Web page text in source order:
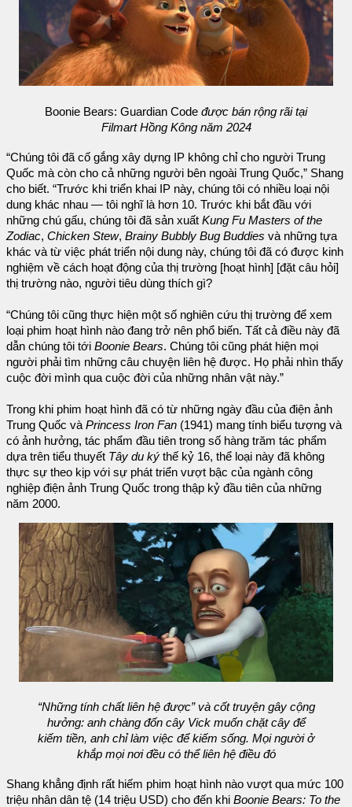
Boonie Bears: Guardian Code được bán rộng rãi tại
Filmart Hồng Kông năm 2024
“Chúng tôi đã cố gắng xây dựng IP không chỉ cho người Trung
Quốc mà còn cho cả những người bên ngoài Trung Quốc,” Shang
cho biết. “Trước khi triển khai IP này, chúng tôi có nhiều loại nội
dung khác nhau — tôi nghĩ là hơn 10. Trước khi bắt đầu với
những chú gấu, chúng tôi đã sản xuất Kung Fu Masters of the
Zodiac, Chicken Stew, Brainy Bubbly Bug Buddies và những tựa
khác và từ việc phát triển nội dung này, chúng tôi đã có được kinh
nghiệm về cách hoạt động của thị trường [hoạt hình] [đặt câu hỏi]
thị trường nào, người tiêu dùng thích gì?
“Chúng tôi cũng thực hiện một số nghiên cứu thị trường để xem
loại phim hoạt hình nào đang trở nên phổ biến. Tất cả điều này đã
dẫn chúng tôi tới Boonie Bears. Chúng tôi cũng phát hiện mọi
người phải tìm những câu chuyện liên hệ được. Họ phải nhìn thấy
cuộc đời mình qua cuộc đời của những nhân vật này.”
Trong khi phim hoạt hình đã có từ những ngày đầu của điện ảnh
Trung Quốc và Princess Iron Fan (1941) mang tính biểu tượng và
có ảnh hưởng, tác phẩm đầu tiên trong số hàng trăm tác phẩm
dựa trên tiểu thuyết Tây du ký thế kỷ 16, thể loại này đã không
thực sự theo kịp với sự phát triển vượt bậc của ngành công
nghiệp điện ảnh Trung Quốc trong thập kỷ đầu tiên của những
năm 2000.
“Những tính chất liên hệ được” và cốt truyện gây cộng
hưởng: anh chàng đốn cây Vick muốn chặt cây để
kiếm tiền, anh chỉ làm việc để kiếm sống. Mọi người ở
khắp mọi nơi đều có thể liên hệ điều đó
Shang khẳng định rất hiếm phim hoạt hình nào vượt qua mức 100
triệu nhân dân tệ (14 triệu USD) cho đến khi Boonie Bears: To the